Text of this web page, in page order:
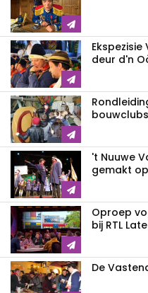
deur d'n
bouwclubs
't Nuuwe
gemakt
Oproep
bij RTL
De